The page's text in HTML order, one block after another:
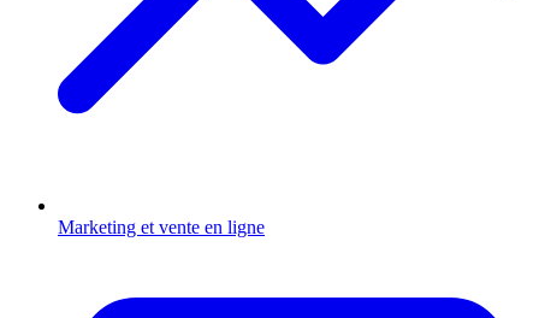
Marketing et vente en ligne